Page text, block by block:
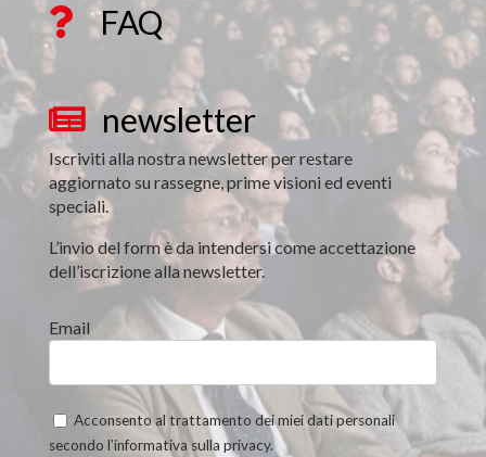
 FAQ
 newsletter
Iscriviti alla nostra newsletter per restare
aggiornato su rassegne, prime visioni ed eventi
speciali.
L’invio del form è da intendersi come accettazione
dell’iscrizione alla newsletter.
Email
Acconsento al trattamento dei miei dati personali
secondo l’informativa sulla privacy.